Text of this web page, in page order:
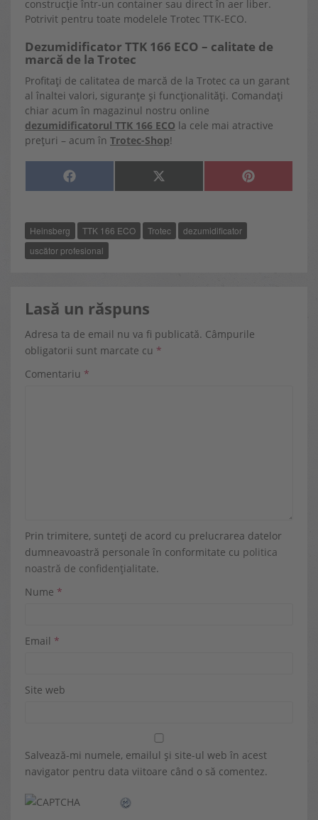
construcție într-un container sau direct în aer liber.
Potrivit pentru toate modelele Trotec TTK-ECO.
Dezumidificator TTK 166 ECO – calitate de
marcă de la Trotec
Profitați de calitatea de marcă de la Trotec ca un garant
al înaltei valori, siguranțe și funcționalități. Comandați
chiar acum în magazinul nostru online
dezumidificatorul TTK 166 ECO la cele mai atractive
prețuri – acum în Trotec-Shop!
SHARE
F
A
O
K
SHARE
X
(
T
T
E
SHARE
P
I
Heinsberg TTK 166 ECO Trotec
dezumidificator
uscător profesional
Lasă un răspuns
Adresa ta de email nu va fi publicată. Câmpurile
obligatorii sunt marcate cu *
Comentariu *
Prin trimitere, sunteți de acord cu prelucrarea datelor
dumneavoastră personale în conformitate cu politica
noastră de confidențialitate.
Nume *
Email *
Site web
Salvează-mi numele, emailul și site-ul web în acest
navigator pentru data viitoare când o să comentez.